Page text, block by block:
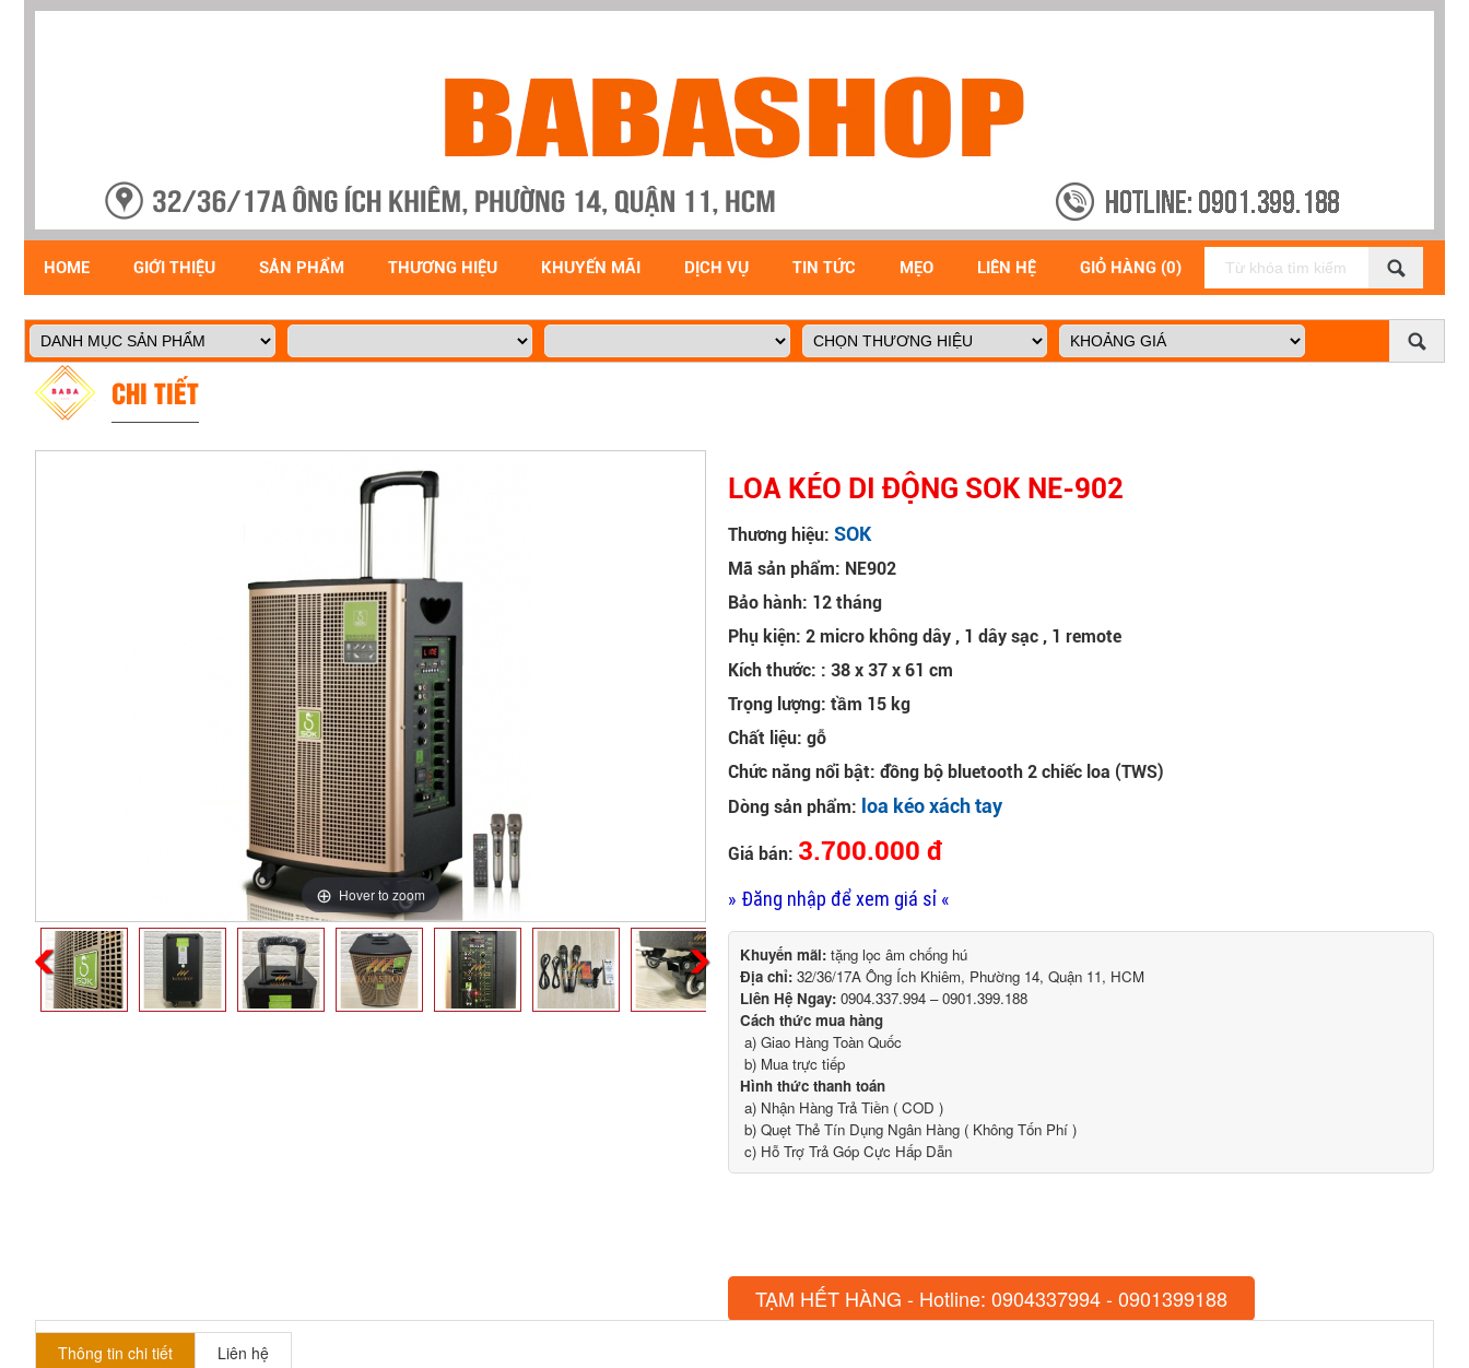
HOME GIỚI THIỆU SẢN PHẨM THƯƠNG HIỆU KHUYẾN MÃI DỊCH VỤ TIN TỨC MẸO LIÊN HỆ GIỎ HÀNG (0)
CHI TIẾT
Hover to zoom
LOA KÉO DI ĐỘNG SOK NE-902
Thương hiệu:SOK
Mã sản phẩm: NE902
Bảo hành: 12 tháng
Phụ kiện: 2 micro không dây , 1 dây sạc , 1 remote
Kích thước: : 38 x 37 x 61 cm
Trọng lượng: tầm 15 kg
Chất liệu: gỗ
Chức năng nổi bật: đồng bộ bluetooth 2 chiếc loa (TWS)
Dòng sản phẩm: loa kéo xách tay
Giá bán: 3.700.000 đ
» Đăng nhập để xem giá sỉ «
Khuyến mãi: tặng lọc âm chống hú
Địa chỉ: 32/36/17A Ông Ích Khiêm, Phường 14, Quận 11, HCM
Liên Hệ Ngay: 0904.337.994 – 0901.399.188
Cách thức mua hàng
a) Giao Hàng Toàn Quốc
b) Mua trực tiếp
Hình thức thanh toán
a) Nhận Hàng Trả Tiền ( COD )
b) Quẹt Thẻ Tín Dụng Ngân Hàng ( Không Tốn Phí )
c) Hỗ Trợ Trả Góp Cực Hấp Dẫn
TẠM HẾT HÀNG - Hotline: 0904337994 - 0901399188
Thông tin chi tiết
Liên hệ